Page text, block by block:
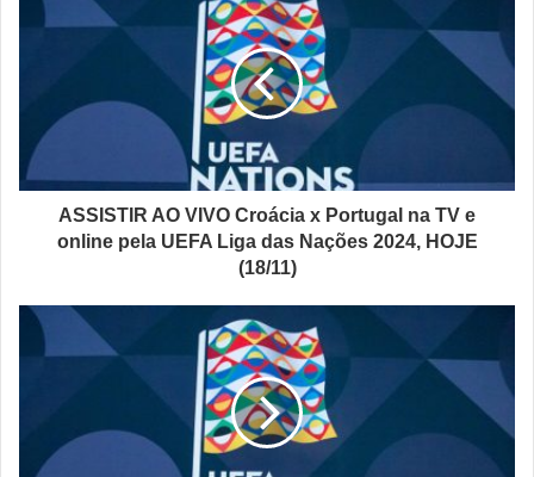
ASSISTIR AO VIVO Croácia x Portugal na TV e
online pela UEFA Liga das Nações 2024, HOJE
(18/11)